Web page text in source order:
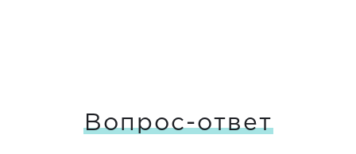
Вопрос-ответ